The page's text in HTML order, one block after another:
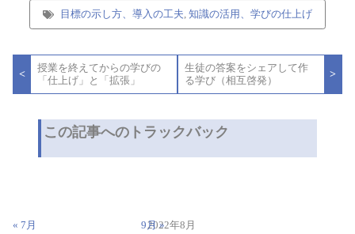
目標の示し方、導入の工夫 ,知識の活用、学びの仕上げ
稿
ビ
<
授業を終えてからの学びの
「仕上げ」と「拡張」
生徒の答案をシェアして作
る学び（相互啓発）
>
この記事へのトラックバック
2022年8月
« 7月 9月 »